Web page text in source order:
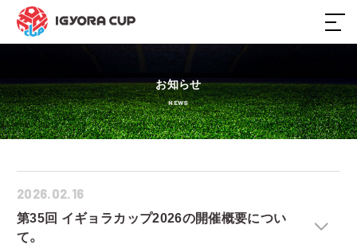
大会概要
参加チーム
お知らせ
NEWS
2026.02.16
第35回 イギョラカップ2026の開催概要につい
て。